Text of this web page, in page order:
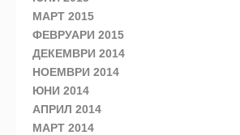
МАРТ 2015
ФЕВРУАРИ 2015
ДЕКЕМВРИ 2014
НОЕМВРИ 2014
ЮНИ 2014
АПРИЛ 2014
МАРТ 2014